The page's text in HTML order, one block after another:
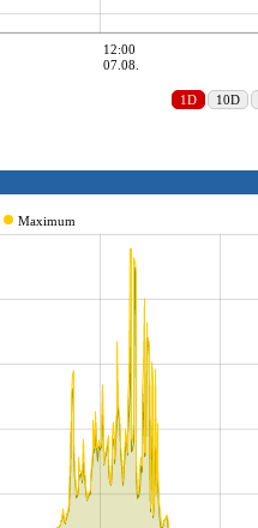
Altocumulus floccus virga
dem Smartphone